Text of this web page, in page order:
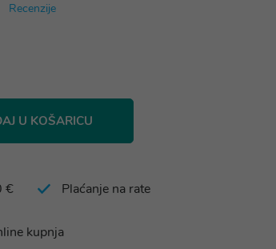
Recenzije
U KOŠARICU
€ Plaćanje na rate
kupnja